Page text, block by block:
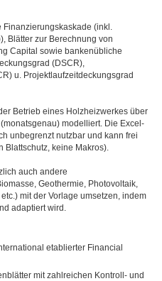
Finanzierungskaskade (inkl.
Blätter zur Berechnung von
Capital sowie bankenübliche
(DSCR),
u. Projektlaufzeitdeckungsgrad
Betrieb eines Holzheizwerkes über
modelliert. Die Excel-
unbegrenzt nutzbar und kann frei
Blattschutz, keine Makros).
auch andere
Geothermie, Photovoltaik,
mit der Vorlage umsetzen, indem
adaptiert wird.
etablierter Financial
mit zahlreichen Kontroll- und